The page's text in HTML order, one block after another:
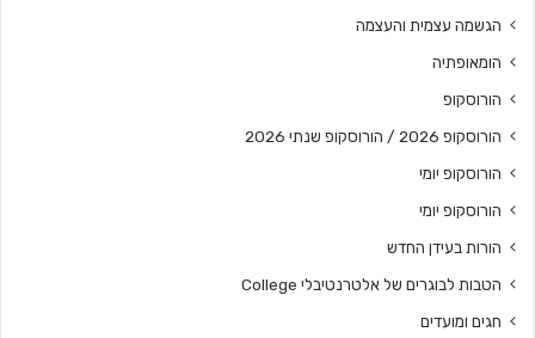
הגשמה עצמית והעצמה
הומאופתיה
הורוסקופ
הורוסקופ 2026 / הורוסקופ שנתי 2026
הורוסקופ יומי
הורוסקופ יומי
הורות בעידן החדש
הטבות לבוגרים של אלטרנטיבלי College
חגים ומועדים